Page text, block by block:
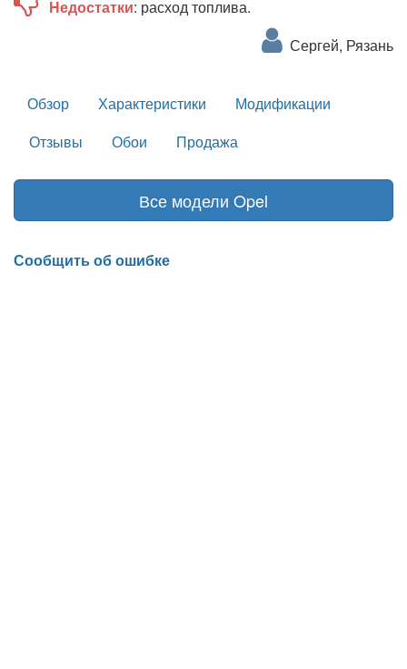
Недостатки: расход топлива.
Сергей, Рязань
Обзор Характеристики
Модификации
Отзывы
Обои Продажа
Все модели Opel
Сообщить об ошибке